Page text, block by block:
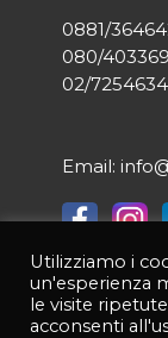
0881/
080/
02/
Email:
© 2021
03950190714 |
Utilizziamo i
un'esperienza
le visite
acconsenti